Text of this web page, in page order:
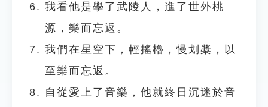
我看他是學了武陵人，進了世外桃
源，樂而忘返。
我們在星空下，輕搖櫓，慢划槳，以
至樂而忘返。
自從愛上了音樂，他就終日沉迷於音